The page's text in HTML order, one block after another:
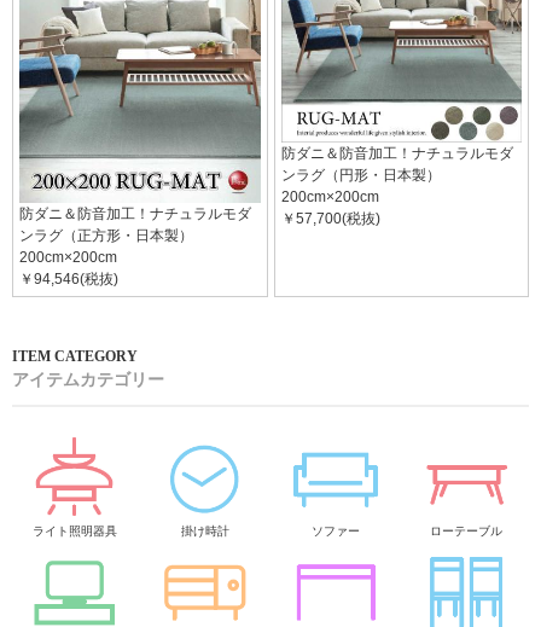
防ダニ＆防音加工！ナチュラルモダ
ンラグ（正方形・日本製）
200cm×200cm
￥94,546(税抜)
防ダニ＆防音加工！ナチュラルモダ
ンラグ（円形・日本製）
200cm×200cm
￥57,700(税抜)
アイテムカテゴリー
ライト照明器具 掛け時計 ソファー ローテーブル